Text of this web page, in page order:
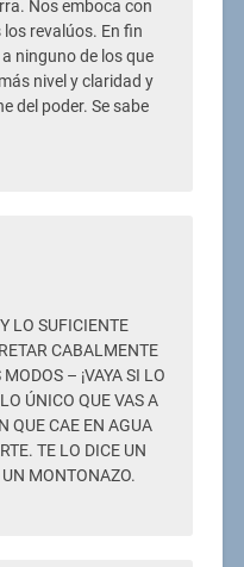
Nos emboca con
revalúos. En fin
ninguno de los que
nivel y claridad y
del poder. Se sabe
LO SUFICIENTE
CABALMENTE
– ¡VAYA SI LO
ÚNICO QUE VAS A
QUE CAE EN AGUA
TE LO DICE UN
MONTONAZO.